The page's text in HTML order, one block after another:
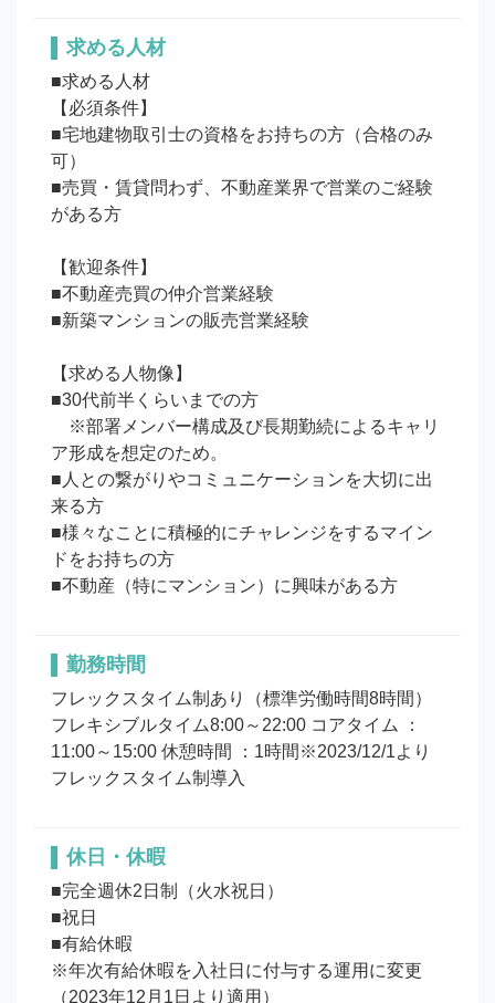
求める人材
■求める人材
【必須条件】
■宅地建物取引士の資格をお持ちの方（合格のみ
可）
■売買・賃貸問わず、不動産業界で営業のご経験
がある方
【歓迎条件】
■不動産売買の仲介営業経験
■新築マンションの販売営業経験
【求める人物像】
■30代前半くらいまでの方
※部署メンバー構成及び長期勤続によるキャリ
ア形成を想定のため。
■人との繋がりやコミュニケーションを大切に出
来る方
■様々なことに積極的にチャレンジをするマイン
ドをお持ちの方
勤務時間
フレックスタイム制あり（標準労働時間8時間）
フレキシブルタイム8:00～22:00 コアタイム ：
11:00～15:00 休憩時間 ：1時間※2023/12/1より
フレックスタイム制導入
休日・休暇
■完全週休2日制（火水祝日）
■祝日
■有給休暇
※年次有給休暇を入社日に付与する運用に変更
（2023年12月1日より適用）